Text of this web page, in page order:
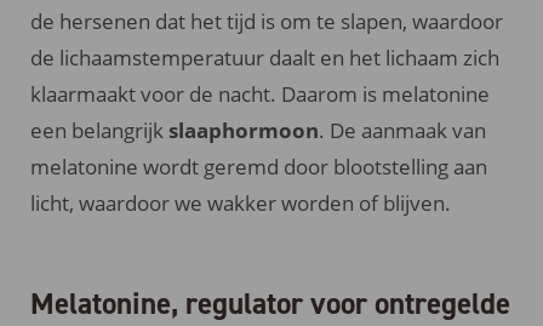
de hersenen dat het tijd is om te slapen, waardoor
de lichaamstemperatuur daalt en het lichaam zich
klaarmaakt voor de nacht. Daarom is melatonine
een belangrijkslaaphormoon. De aanmaak van
melatonine wordt geremd door blootstelling aan
licht, waardoor we wakker worden of blijven.
Melatonine, regulator voor ontregelde